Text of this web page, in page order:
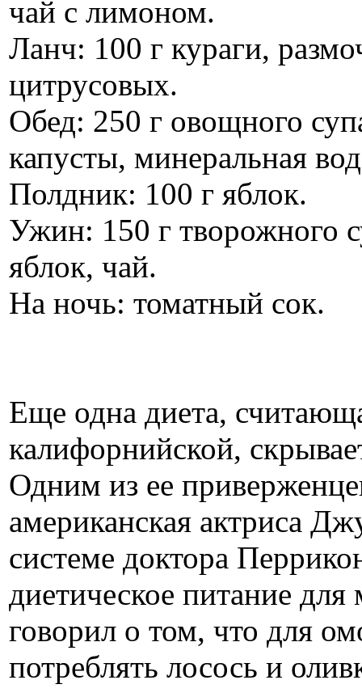
чай с лимоном.
Ланч: 100 г кураги,
цитрусовых.
Обед: 250 г овощного
капусты, минеральная
Полдник: 100 г яблок.
Ужин: 150 г творожного
яблок, чай.
На ночь: томатный сок.
Еще одна диета,
калифорнийской,
Одним из ее
американская актриса
системе доктора
диетическое питание
говорил о том, что для
потреблять лосось и